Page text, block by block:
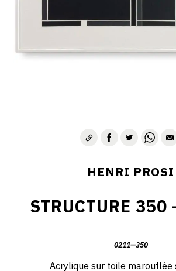
HENRI PROSI
STRUCTURE
0211—350
Acrylique sur toile marouflée